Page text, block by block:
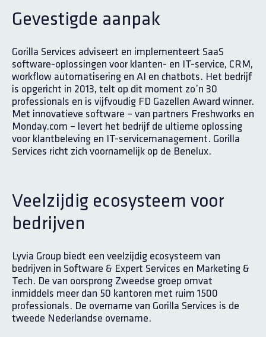
Gevestigde aanpak
Gorilla Services adviseert en implementeert SaaS
software-oplossingen voor klanten- en IT-service, CRM,
workflow automatisering en AI en chatbots. Het bedrijf
is opgericht in 2013, telt op dit moment zo’n 30
professionals en is vijfvoudig FD Gazellen Award winner.
Met innovatieve software – van partners Freshworks en
Monday.com – levert het bedrijf de ultieme oplossing
voor klantbeleving en IT-servicemanagement. Gorilla
Services richt zich voornamelijk op de Benelux.
Veelzijdig ecosysteem voor
bedrijven
Lyvia Group biedt een veelzijdig ecosysteem van
bedrijven in Software & Expert Services en Marketing &
Tech. De van oorsprong Zweedse groep omvat
inmiddels meer dan 50 kantoren met ruim 1500
professionals. De overname van Gorilla Services is de
tweede Nederlandse overname.